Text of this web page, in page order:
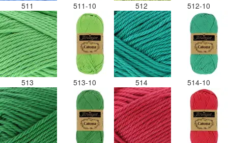
511 511-10 512 512-10
513 513-10 514 514-10